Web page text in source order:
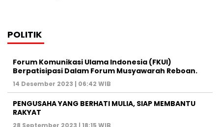
POLITIK
Forum Komunikasi Ulama Indonesia (FKUI)
Berpatisipasi Dalam Forum Musyawarah Reboan.
14 Desember 2023 | 06:42 WIB
PENGUSAHA YANG BERHATI MULIA, SIAP MEMBANTU
RAKYAT
28 September 2023 | 18:15 WIB